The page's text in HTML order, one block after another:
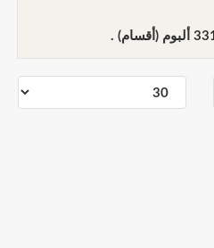
ألبوم (أقسام) .